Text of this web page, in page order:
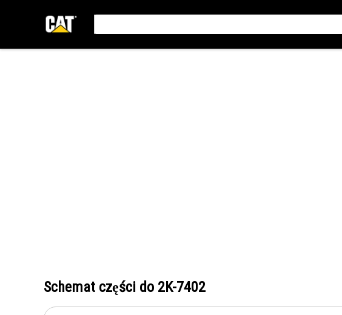
Schemat części do 2K-7402